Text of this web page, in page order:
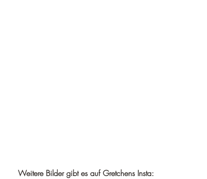
Weitere Bilder gibt es auf Gretchens Insta: